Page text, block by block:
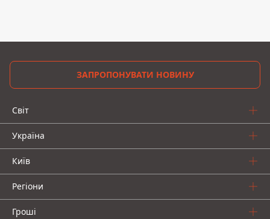
ЗАПРОПОНУВАТИ НОВИНУ
Світ
Україна
Київ
Регіони
Гроші